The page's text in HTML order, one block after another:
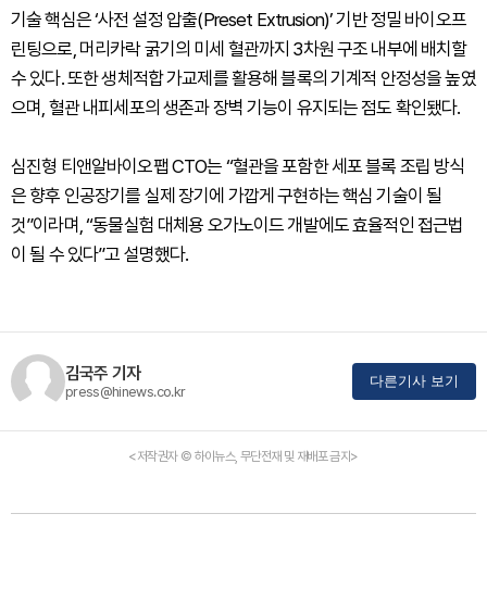
기술 핵심은 ‘사전 설정 압출(Preset Extrusion)’ 기반 정밀 바이오프
린팅으로, 머리카락 굵기의 미세 혈관까지 3차원 구조 내부에 배치할
수 있다. 또한 생체적합 가교제를 활용해 블록의 기계적 안정성을 높였
으며, 혈관 내피세포의 생존과 장벽 기능이 유지되는 점도 확인됐다.
심진형 티앤알바이오팹 CTO는 “혈관을 포함한 세포 블록 조립 방식
은 향후 인공장기를 실제 장기에 가깝게 구현하는 핵심 기술이 될
것”이라며, “동물실험 대체용 오가노이드 개발에도 효율적인 접근법
이 될 수 있다”고 설명했다.
김국주 기자
press@hinews.co.kr
다른기사 보기
<저작권자 © 하이뉴스, 무단전재 및 재배포 금지>